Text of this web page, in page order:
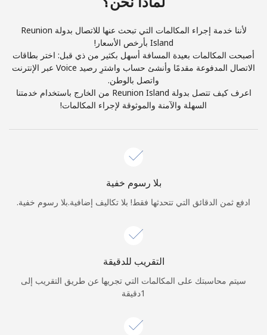
اشتراك
أهلًا!
الدخول
متابعة باستخدام
لأننا خدمة إجراء المكالمات التي تبحث عنها للاتصال بدولة Reunion
Island بأرخص الأسعار!
أصبحت المكالمات بعيدة المسافة أسهل بكثير من ذي قبل: اختر بطاقات
الاتصال المدفوعة مقدمًا وأنشئ حساب واشترِ رصيد Voice عبر الإنترنت
واتصل بالوطن.
اعرف كيف تتصل بدولة Reunion Island من الخارج باستخدام خدمتنا
السهلة والآمنة والموثوقة لإجراء المكالمات!
بلا رسوم خفية
ادفع ثمن الدقائق التي تتحدثها فقط! بلا تكاليف إضافية.بلا رسوم خفية.
التقريب للدقيقة
سيتم محاسبتك على المكالمات التي تجريها عن طريق التقريب إلى
1دقيقة